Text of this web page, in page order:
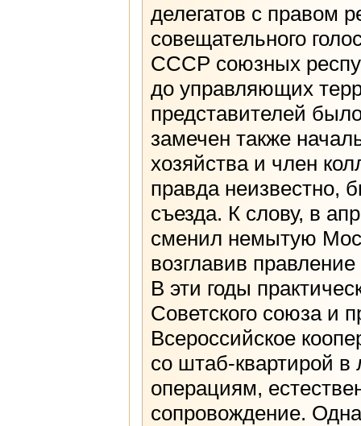
делегатов с правом
совещательного
СССР союзных
до управляющих
представителей
замечен также
хозяйства и член
правда неизвестно,
съезда. К слову, в
сменил немытую
возглавив
В эти годы
Советского союза и
Всероссийское
со штаб-квартирой
операциям,
сопровождение.